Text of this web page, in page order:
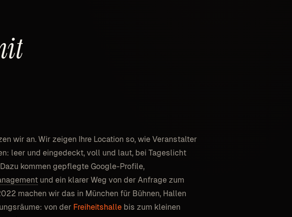
wir an. Wir zeigen Ihre Location so, wie Veranstalter
leer und eingedeckt, voll und laut, bei Tageslicht
kommen gepflegte Google-Profile,
und ein klarer Weg von der Anfrage zum
machen wir das in München für Bühnen, Hallen
von der Freiheitshallebis zum kleinen